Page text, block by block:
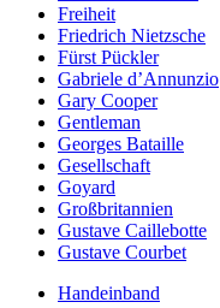
Freiheit
Friedrich Nietzsche
Fürst Pückler
Gabriele d’Annunzio
Gary Cooper
Gentleman
Georges Bataille
Gesellschaft
Goyard
Großbritannien
Gustave Caillebotte
Gustave Courbet
Handeinband